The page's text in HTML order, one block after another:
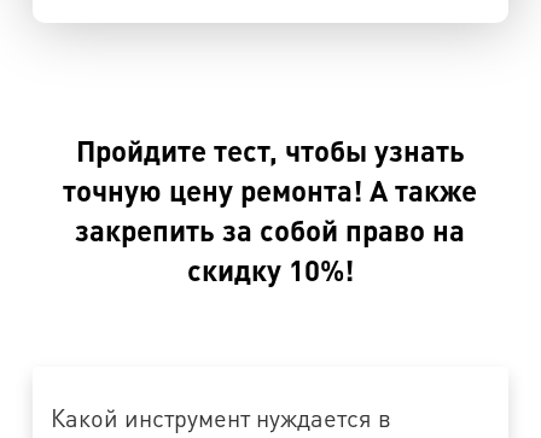
Пройдите тест, чтобы узнать
точную цену ремонта! А также
закрепить за собой право на
скидку 10%!
Какой инструмент нуждается в